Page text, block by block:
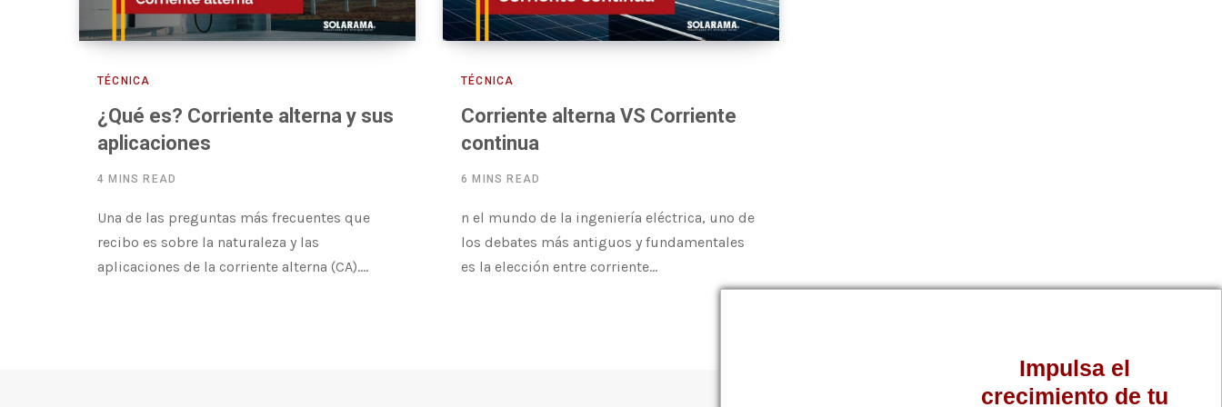
Impulsa el
crecimiento de tu
TÉCNICA
¿Qué es? Corriente alterna y sus
aplicaciones
4 MINS READ
Una de las preguntas más frecuentes que
recibo es sobre la naturaleza y las
aplicaciones de la corriente alterna (CA).…
TÉCNICA
Corriente alterna VS Corriente
continua
6 MINS READ
n el mundo de la ingeniería eléctrica, uno de
los debates más antiguos y fundamentales
es la elección entre corriente…